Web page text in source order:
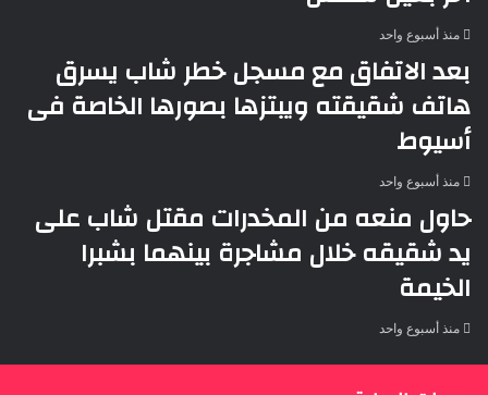
منذ أسبوع واحد
بعد الاتفاق مع مسجل خطر شاب يسرق
هاتف شقيقته ويبتزها بصورها الخاصة فى
أسيوط
منذ أسبوع واحد
حاول منعه من المخدرات مقتل شاب على
يد شقيقه خلال مشاجرة بينهما بشبرا
الخيمة
منذ أسبوع واحد